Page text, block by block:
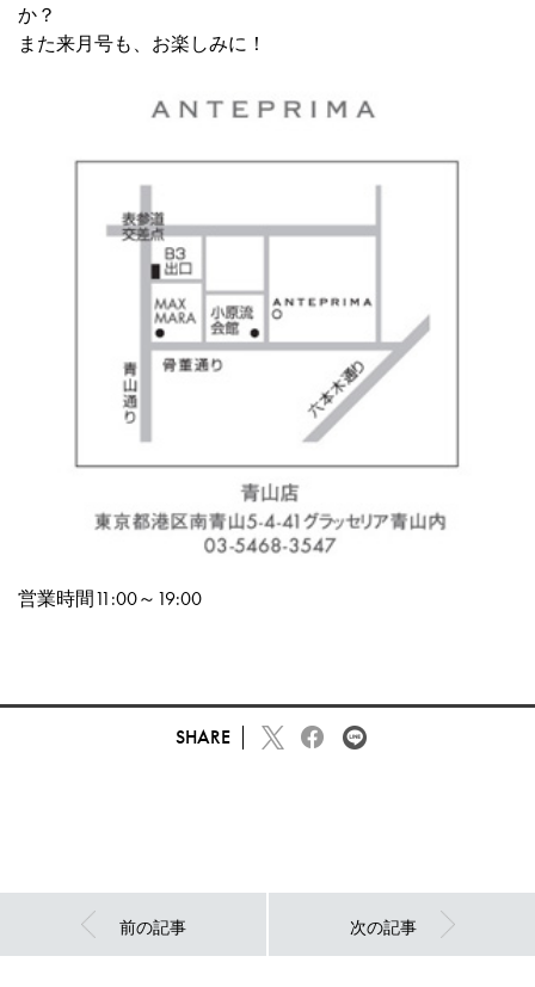
か？
また来月号も、お楽しみに！
営業時間11:00～19:00
SHARE
前の記事 次の記事